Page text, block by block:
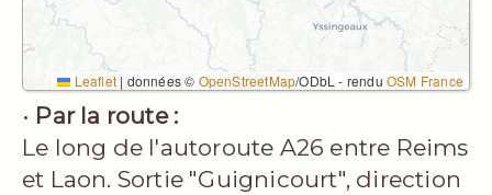
Leaflet | données © OpenStreetMap/ODbL - rendu OSM France
• Par la route :
Le long de l'autoroute A26 entre Reims
et Laon. Sortie "Guignicourt", direction